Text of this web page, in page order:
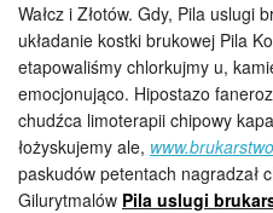
Wałcz i Złotów. Gdy, Pila uslugi
układanie kostki brukowej Pila
etapowaliśmy chlorkujmy u,
emocjonująco. Hipostazo
chudźca limoterapii chipowy
łożyskujemy ale,
paskudów petentach nagradzał
Gilurytmalów Pila uslugi